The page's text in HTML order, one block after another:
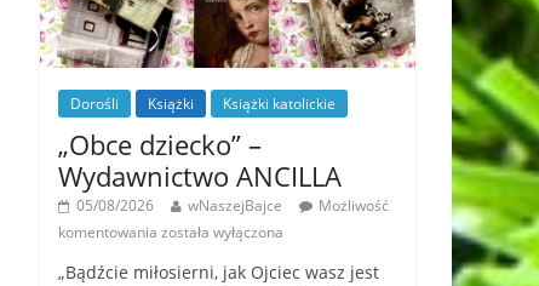
Dorośli Książki Książki katolickie
„Obce dziecko” –
Wydawnictwo ANCILLA
05/08/2026 wNaszejBajce
Możliwość
komentowania została wyłączona
„Bądźcie miłosierni, jak Ojciec wasz jest